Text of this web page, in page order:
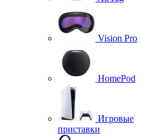
Vision Pro
HomePod
Игровые
приставки